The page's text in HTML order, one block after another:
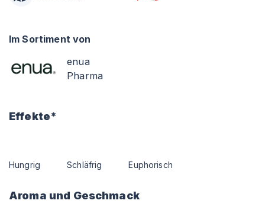
Im Sortiment von
enua
Pharma
Effekte*
Hungrig Schläfrig Euphorisch
Aroma und Geschmack